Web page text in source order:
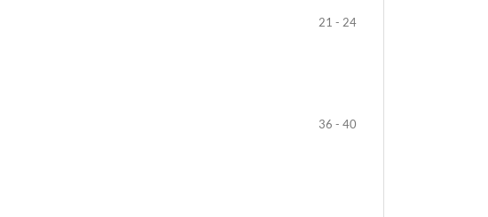
21 - 24
36 - 40